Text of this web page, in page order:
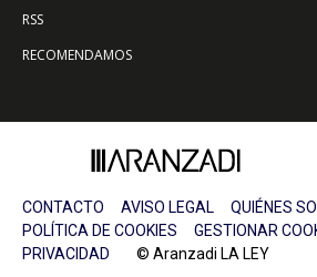
RSS
RECOMENDAMOS
CONTACTO AVISO LEGAL QUIÉNES
POLÍTICA DE COOKIES
GESTIONAR
PRIVACIDAD © Aranzadi LA LEY